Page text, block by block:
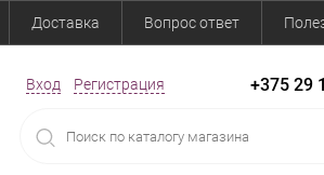
Доставка Вопрос ответ
Вход Регистрация +375 29